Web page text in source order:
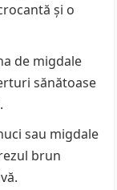
și o
de migdale
sănătoase
sau migdale
brun